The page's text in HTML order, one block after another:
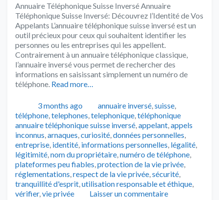
Annuaire Téléphonique Suisse Inversé Annuaire
Téléphonique Suisse Inversé: Découvrez l’Identité de Vos
Appelants L’annuaire téléphonique suisse inversé est un
outil précieux pour ceux qui souhaitent identifier les
personnes ou les entreprises qui les appellent.
Contrairement à un annuaire téléphonique classique,
l’annuaire inversé vous permet de rechercher des
informations en saisissant simplement un numéro de
téléphone. Read more…
Publié3 months ago Catégories
annuaire inversé,suisse,
téléphone,telephones,telephonique,téléphonique
annuaire téléphonique suisse inversé,appelant,appels
inconnus,arnaques,curiosité,données personnelles,
entreprise, identité, informations personnelles, légalité,
légitimité,nom du propriétaire,numéro de téléphone,
plateformes peu fiables,protection de la vie privée,
réglementations,respect de la vie privée,sécurité,
tranquillité d'esprit,utilisation responsable et éthique,
vérifier,vie privée Laisser un commentaire